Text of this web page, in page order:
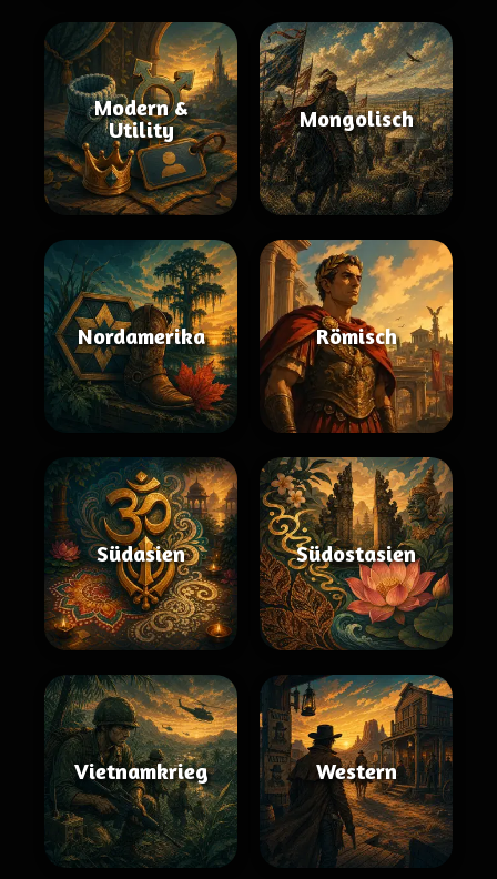
Modern &
Utility
Mongolisch
Nordamerika Römisch
Südasien Südostasien
Vietnamkrieg Western